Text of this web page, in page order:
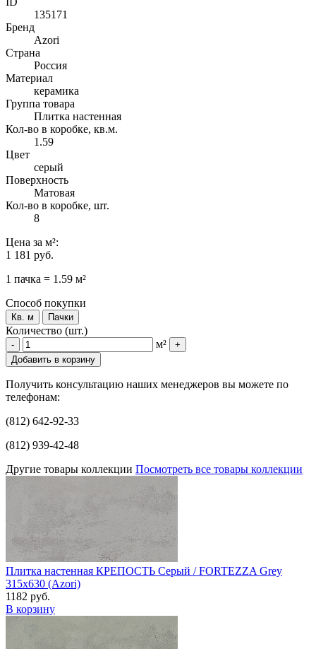
135171
Бренд
Azori
Страна
Россия
Материал
керамика
Группа товара
Плитка настенная
Кол-во в коробке, кв.м.
1.59
Цвет
серый
Поверхность
Матовая
Кол-во в коробке, шт.
8
Цена за м²:
1 181 руб.
1 пачка = 1.59 м²
Способ покупки
Кв. м Пачки
Количество (шт.)
- м²
+
Добавить в корзину
Получить консультацию наших менеджеров вы можете по
телефонам:
(812) 642-92-33
(812) 939-42-48
Другие товары коллекции Посмотреть все товары коллекции
Плитка настенная КРЕПОСТЬ Серый / FORTEZZA Grey
315x630 (Azori)
1182 руб.
В корзину